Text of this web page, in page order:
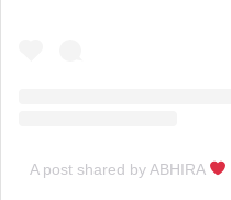
A post shared by ABHIRA